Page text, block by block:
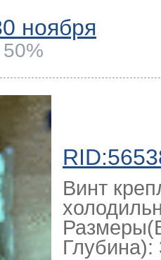
ноября
Винт
Глубина):